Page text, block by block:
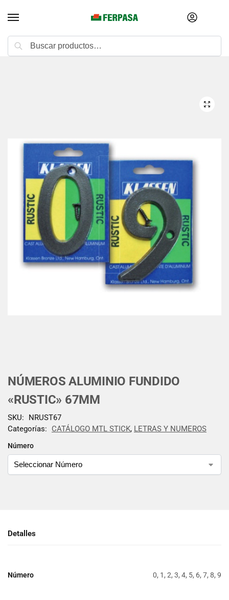
NÚMEROS ALUMINIO FUNDIDO
«RUSTIC» 67MM
Número
SKU:
NRUST67
Categorías:
CATÁLOGO MTL STICK, LETRAS Y NUMEROS
Detalles
Número 0, 1, 2, 3, 4, 5, 6, 7, 8, 9